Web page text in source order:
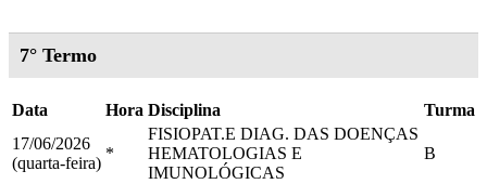
7° Termo
Data Hora Disciplina
Turma
17/06/2026
(quarta-feira)
*
FISIOPAT.E DIAG. DAS DOENÇAS
HEMATOLOGIAS E
IMUNOLÓGICAS
B